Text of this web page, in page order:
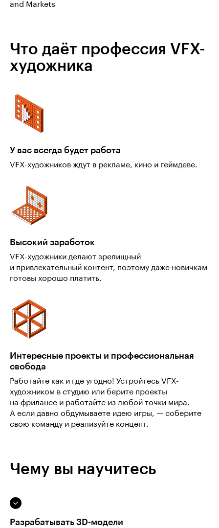
and Markets
Что даёт профессия VFX-
художника
У вас всегда будет работа
VFX-художников ждут в рекламе, кино и геймдеве.
Высокий заработок
VFX-художники делают зрелищный
и привлекательный контент, поэтому даже новичкам
готовы хорошо платить.
Интересные проекты и профессиональная
свобода
Работайте как и где угодно! Устройтесь VFX-
художником в студию или берите проекты
на фрилансе и работайте из любой точки мира.
А если давно обдумываете идею игры, — соберите
свою команду и реализуйте концепт.
Чему вы научитесь
Разрабатывать 3D-модели